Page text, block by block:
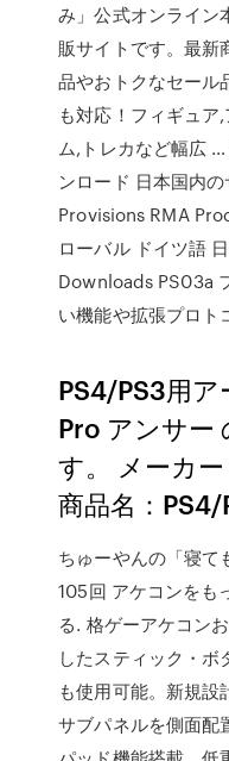
み」公式オンライン
販サイトです。最新
品やおトクなセール
も対応！フィギュア
ム,トレカなど幅広
ンロード 日本国内
Provisions RMA
ローバル ドイツ語
Downloads PS03a
い機能や拡張プロト
PS4/PS3用
Pro アンサー
す。 メーカ
商品名：PS4/
ちゅーやんの「寝て
105回 アケコンをも
る. 格ゲーアケコン
したスティック・
も使用可能。新規設
サブパネルを側面配